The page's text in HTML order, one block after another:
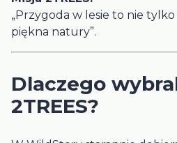
„Przygoda w lesie to nie
piękna natury”.
Dlaczego
2TREES?